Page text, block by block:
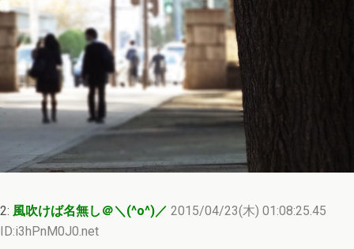
2: 風吹けば名無し＠＼(^o^)／ 2015/04/23(木) 01:08:25.45
ID:i3hPnM0J0.net